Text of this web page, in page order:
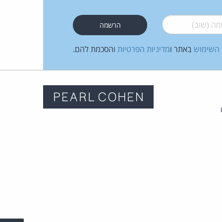
(שוב)*
השימוש באתר ומדיניות הפרטיות והסכמת להם.